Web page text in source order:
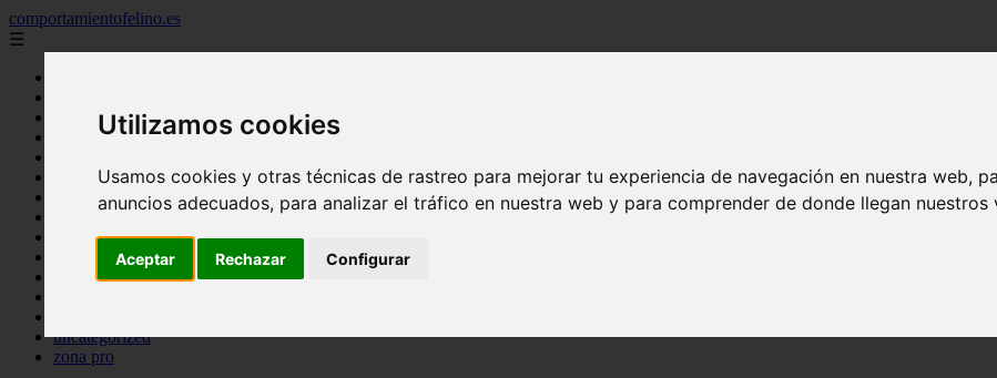
Utilizamos cookies
Usamos cookies y otras técnicas de rastreo para mejorar tu experiencia de navegación en nuestra web,
anuncios adecuados, para analizar el tráfico en nuestra web y para comprender de donde llegan nuestros
Aceptar Rechazar Configurar
comportamientofelino.es
☰
comercio
actualidad
acuariofilia 2
acuariofilia
articulos
nombres para gatos
uncategorized
zona pro